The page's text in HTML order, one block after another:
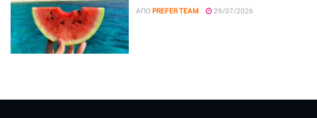
ΑΠΌ PREFER TEAM 29/07/2026